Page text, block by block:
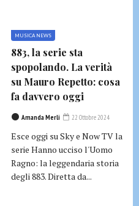
MUSICA NEWS
883, la serie sta
spopolando. La verità
su Mauro Repetto: cosa
fa davvero oggi
Amanda Merli 22 Ottobre 2024
Esce oggi su Sky e Now TV la
serie Hanno ucciso l'Uomo
Ragno: la leggendaria storia
degli 883. Diretta da...